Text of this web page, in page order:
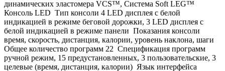
динамических эластомера VCS™, Система Soft LEG™
Консоль LED Тип консоли 4 LED дисплея с белой
индикацией в режиме беговой дорожки, 3 LED дисплея с
белой индикацией в режиме панели Показания консоли
время, скорость, дистанция, калории, уровень наклона, шаги
Общее количество программ 22 Спецификация программ
ручной режим, 15 предустановленных, 3 пользовательские, 3
целевые (время, дистанция, калории) Язык интерфейса